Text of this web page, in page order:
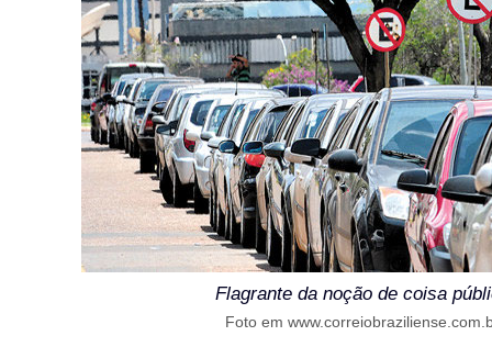
Flagrante da noção de coisa
Foto em